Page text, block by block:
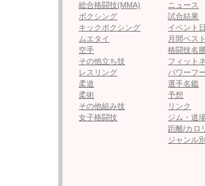
・44歳”美熟
・“石原さ
総合格闘技(MMA)
ボクシング
キックボクシング
ムエタイ
空手
その他立ち技
レスリング
柔道
柔術
その他組み技
女子格闘技
ニュース
試合結果
イベント
月間ベス
格闘技名
フィット
パワーフ
選手名鑑
予想
リンク
ジム・道
距離/カロ
ジャンル